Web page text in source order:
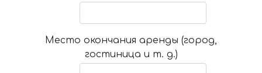
Место окончания аренды (город,
гостиница и т. д.)